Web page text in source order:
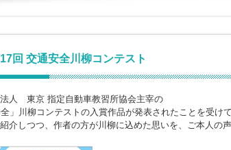
回 交通安全川柳コンテスト
人 東京 指定自動車教習所協会主宰の
」川柳コンテストの入賞作品が発表されたことを受けて
介しつつ、作者の方が川柳に込めた思いを、ご本人の声